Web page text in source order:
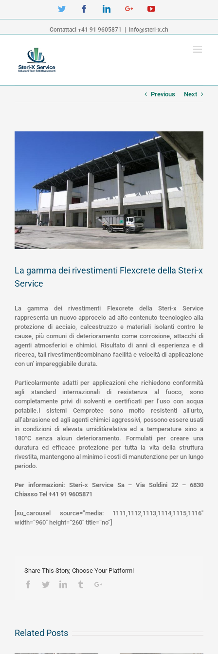
Twitter FacebookLinkedinGoogle+YouTube
Contattaci +41 91 9605871 info@steri-x.ch
Previous Next
La gamma dei rivestimenti Flexcrete della Steri-x
Service
La gamma dei rivestimenti Flexcrete della Steri-x Service
rappresenta un nuovo approccio ad alto contenuto tecnologico alla
protezione di acciaio, calcestruzzo e materiali isolanti contro le
cause, più comuni di deterioramento come corrosione, attacchi di
agenti atmosferici e chimici. Risultato di anni di esperienza e di
ricerca, tali rivestimenticombinano facilità e velocità di applicazione
con un’ impareggiabile durata.
Particolarmente adatti per applicazioni che richiedono conformità
agli standard internazionali di resistenza al fuoco, sono
completamente privi di solventi e certificati per l’uso con acqua
potabile.I sistemi Cemprotec sono molto resistenti all’urto,
all’abrasione ed agli agenti chimici aggressivi, possono essere usati
in condizioni di elevata umiditàrelativa ed a temperature sino a
180°C senza alcun deterioramento. Formulati per creare una
duratura ed efficace protezione per tutta la vita della struttura
rivestita, mantengono al minimo i costi di manutenzione per un lungo
periodo.
Per informazioni: Steri-x Service Sa – Via Soldini 22 – 6830
Chiasso Tel +41 91 9605871
[su_carousel source=”media: 1111,1112,1113,1114,1115,1116″
width=”960″ height=”260″ title=”no”]
Share This Story, Choose Your Platform!
Facebook
TwitterLinkedinTumblrGoogle+
Related Posts